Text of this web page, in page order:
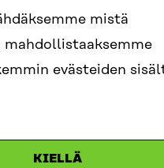
mistä
evästeiden
KIELLÄ